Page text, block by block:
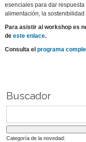
esenciales para dar
alimentación, la
Para asistir al workshop es
deeste enlace.
Consulta elprograma
Buscador
Categoría de la novedad: